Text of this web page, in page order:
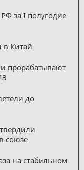
за I полугодие
в Китай
прорабатывают
до
союзе
на стабильном